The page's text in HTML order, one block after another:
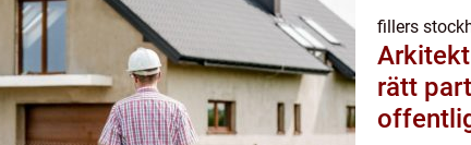
fillers
Arkitekt
rätt